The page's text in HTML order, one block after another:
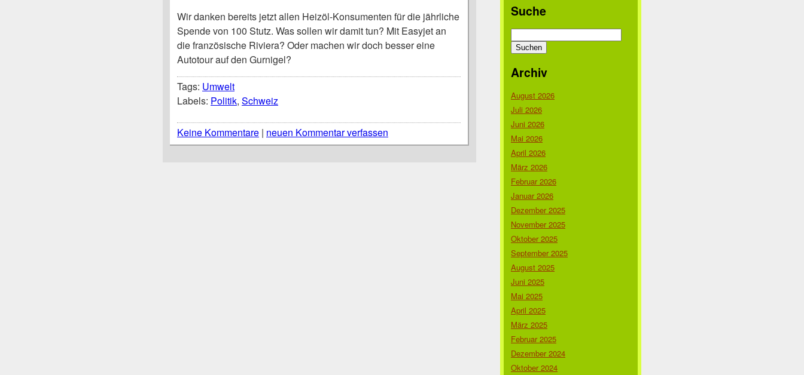
Wir danken bereits jetzt allen Heizöl-Konsumenten für die jährliche
Spende von 100 Stutz. Was sollen wir damit tun? Mit Easyjet an
die französische Riviera? Oder machen wir doch besser eine
Autotour auf den Gurnigel?
Tags: Umwelt
Labels: Politik, Schweiz
Keine Kommentare | neuen Kommentar verfassen
Suche
nach:
Archiv
August 2026
Juli 2026
Juni 2026
Mai 2026
April 2026
März 2026
Februar 2026
Januar 2026
Dezember 2025
November 2025
Oktober 2025
September 2025
August 2025
Juni 2025
Mai 2025
April 2025
März 2025
Februar 2025
Dezember 2024
Oktober 2024